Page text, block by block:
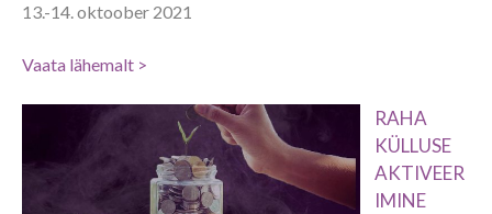
13.-14. oktoober 2021
Vaata lähemalt >
RAHA
KÜLLUSE
AKTIVEER
IMINE